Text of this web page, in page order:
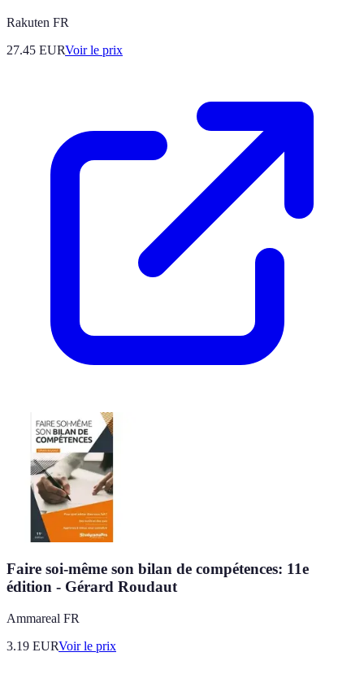
Rakuten FR
27.45 EURVoir le prix
Faire soi-même son bilan de compétences: 11e
édition - Gérard Roudaut
Ammareal FR
3.19 EURVoir le prix